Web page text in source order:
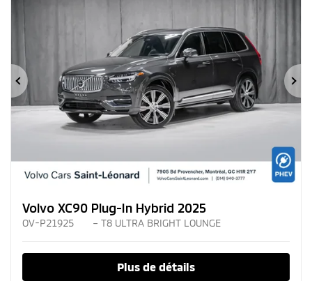
Précédent
Volvo XC90 Plug-In Hybrid 2025
OV-P21925 – T8 ULTRA BRIGHT LOUNGE
Plus de détails